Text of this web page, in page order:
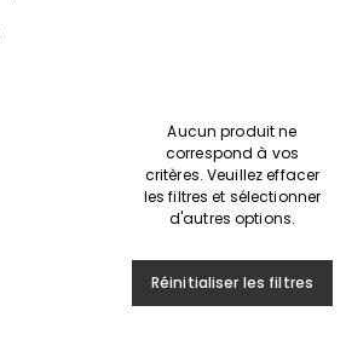
Aucun produit ne
correspond à vos
critères. Veuillez effacer
les filtres et sélectionner
d'autres options.
Réinitialiser les filtres